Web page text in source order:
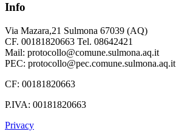
Info
Via Mazara,21 Sulmona 67039 (AQ)
CF. 00181820663 Tel. 08642421
Mail: protocollo@comune.sulmona.aq.it
PEC: protocollo@pec.comune.sulmona.aq.it
CF: 00181820663
P.IVA: 00181820663
Privacy